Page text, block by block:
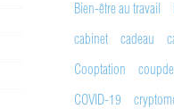
Bien-être au travail
cabinet
cadeau
Cooptation
COVID-19